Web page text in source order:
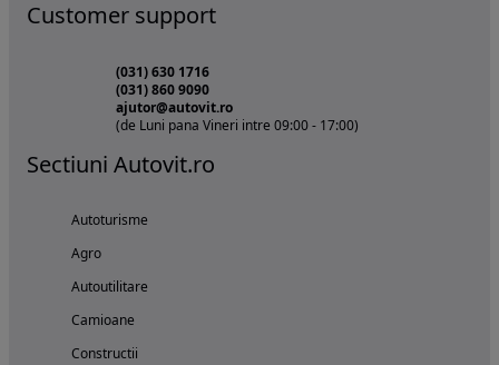
Customer support
(031) 630 1716
(031) 860 9090
ajutor@autovit.ro
(de Luni pana Vineri intre 09:00 - 17:00)
Sectiuni Autovit.ro
Autoturisme
Agro
Autoutilitare
Camioane
Constructii